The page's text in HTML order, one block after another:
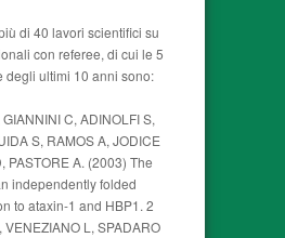
di 40 lavori scientifici su
con referee, di cui le 5
degli ultimi 10 anni sono:
C, ADINOLFI S,
S, RAMOS A, JODICE
PASTORE A. (2003) The
independently folded
to ataxin-1 and HBP1. 2
VENEZIANO L, SPADARO